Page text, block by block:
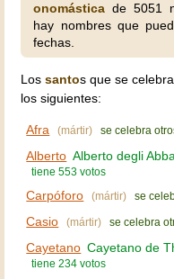
onomástica de 5051
hay nombres que
fechas.
Lossantos que se
los siguientes:
Afra (mártir) se celebra
Alberto Alberto degli
tiene 553 votos
Carpóforo (mártir) se
Casio (mártir) se celebra
Cayetano Cayetano de
tiene 234 votos